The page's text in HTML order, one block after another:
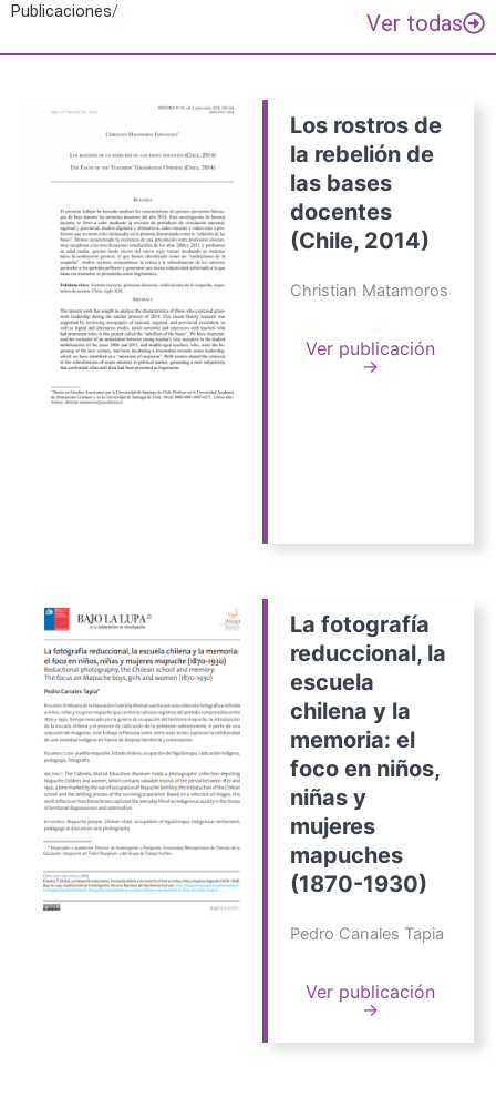
Publicaciones/ Ver todas
Los rostros de
la rebelión de
las bases
docentes
(Chile, 2014)
Christian Matamoros
Ver publicación
→
La fotografía
reduccional, la
escuela
chilena y la
memoria: el
foco en niños,
niñas y
mujeres
mapuches
(1870-1930)
Pedro Canales Tapia
Ver publicación
→